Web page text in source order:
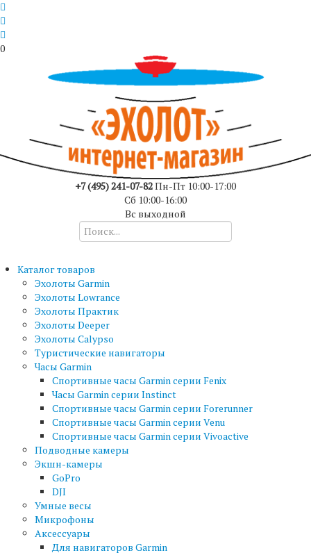
0
+7 (495) 241-07-82Пн-Пт 10:00-17:00
Сб 10:00-16:00
Вс выходной
Каталог товаров
Эхолоты Garmin
Эхолоты Lowrance
Эхолоты Практик
Эхолоты Deeper
Эхолоты Calypso
Туристические навигаторы
Часы Garmin
Спортивные часы Garmin серии Fenix
Часы Garmin серии Instinct
Спортивные часы Garmin серии Forerunner
Спортивные часы Garmin серии Venu
Спортивные часы Garmin серии Vivoactive
Подводные камеры
Экшн-камеры
GoPro
DJI
Умные весы
Микрофоны
Аксессуары
Для навигаторов Garmin